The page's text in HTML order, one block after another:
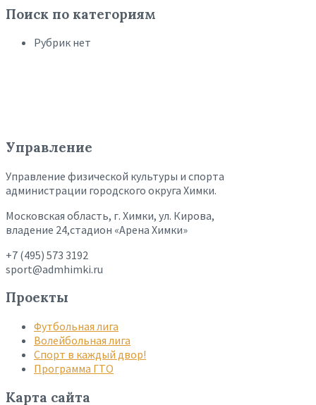
Поиск по категориям
Рубрик нет
Управление
Управление физической культуры и спорта
администрации городского округа Химки.
Московская область, г. Химки, ул. Кирова,
владение 24,стадион «Арена Химки»
+7 (495) 573 3192
sport@admhimki.ru
Проекты
Футбольная лига
Волейбольная лига
Спорт в каждый двор!
Программа ГТО
Карта сайта